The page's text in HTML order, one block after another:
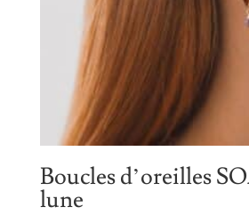
Boucles d’oreilles
lune